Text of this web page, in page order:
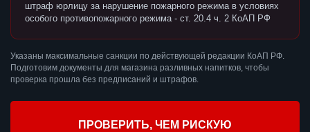
штраф юрлицу за нарушение пожарного режима в условиях
особого противопожарного режима - ст. 20.4 ч. 2 КоАП РФ
Указаны максимальные санкции по действующей редакции КоАП РФ.
Подготовим документы для магазина разливных напитков, чтобы
проверка прошла без предписаний и штрафов.
ПРОВЕРИТЬ, ЧЕМ РИСКУЮ